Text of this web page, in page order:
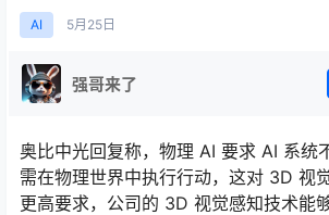
AI 5月 25日
强哥来了
奥比中光回复称，物理 AI 要求 AI 系统
需在物理世界中执行行动，这对 3D 视
更高要求，公司的 3D 视觉感知技术能